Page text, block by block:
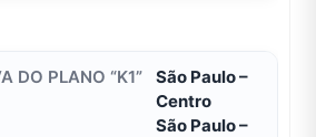
São Paulo –
Centro
São Paulo –